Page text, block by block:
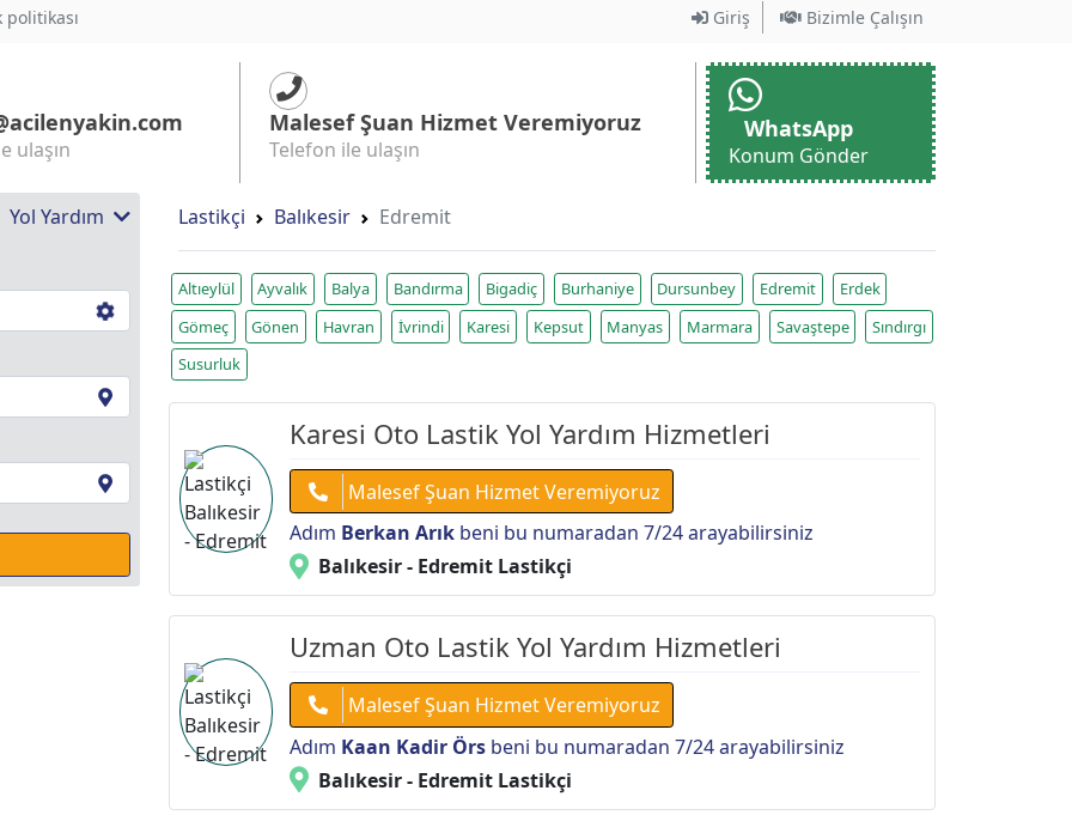
Giriş Bizimle Çalışın
ulaşın
Malesef Şuan Hizmet Veremiyoruz
Telefon ile ulaşın
WhatsApp
Konum Gönder
Yardım Lastikçi Balıkesir Edremit
Altıeylül Ayvalık Balya Bandırma Bigadiç Burhaniye Dursunbey Edremit
Erdek
Gömeç
Gönen Havran İvrindi Karesi Kepsut Manyas Marmara Savaştepe
Sındırgı
Susurluk
Karesi Oto Lastik Yol Yardım Hizmetleri
Malesef Şuan Hizmet Veremiyoruz
Adım Berkan Arık beni bu numaradan 7/24 arayabilirsiniz
Balıkesir - Edremit Lastikçi
Uzman Oto Lastik Yol Yardım Hizmetleri
Malesef Şuan Hizmet Veremiyoruz
Adım Kaan Kadir Örs beni bu numaradan 7/24 arayabilirsiniz
Balıkesir - Edremit Lastikçi